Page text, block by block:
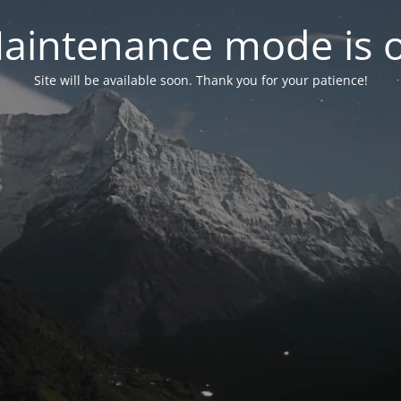
mode is
Site will be available soon. Thank you for your patience!